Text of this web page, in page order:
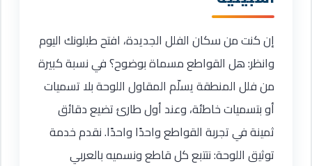
إن كنت من سكان الفلل الجديدة، افتح طبلونك اليوم
وانظر: هل القواطع مسماة بوضوح؟ في نسبة كبيرة
من فلل المنطقة يسلّم المقاول اللوحة بلا تسميات
أو بتسميات خاطئة، وعند أول طارئ تضيع دقائق
ثمينة في تجربة القواطع واحدًا واحدًا. نقدم خدمة
توثيق اللوحة: نتتبع كل قاطع ونسميه بالعربي